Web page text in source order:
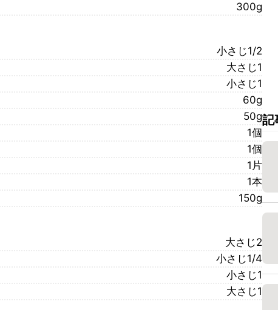
300g
小さじ1/2
大さじ1
小さじ1
60g
50g
1個
1個
1片
1本
150g
大さじ2
小さじ1/4
小さじ1
大さじ1
記